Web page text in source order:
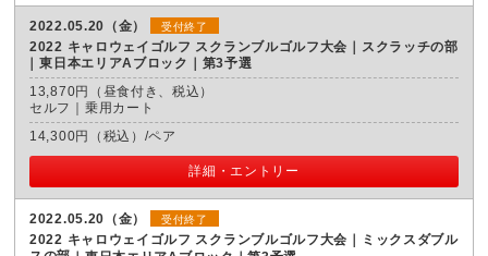
2022.05.20（金） 受付終了
2022 キャロウェイゴルフ スクランブルゴルフ大会｜スクラッチの部
東日本エリアAブロック｜第3予選
13,870円（昼食付き、税込）
セルフ｜乗用カート
14,300円（税込）/ペア
詳細・エントリー
2022.05.20（金） 受付終了
2022 キャロウェイゴルフ スクランブルゴルフ大会｜ミックスダブル